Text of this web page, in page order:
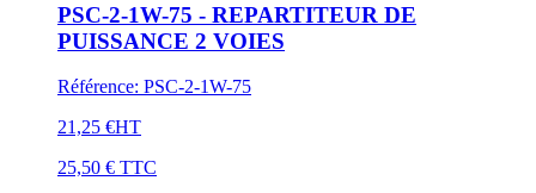
PSC-2-1W-75 - REPARTITEUR DE
PUISSANCE 2 VOIES
Référence: PSC-2-1W-75
21,25 €HT
25,50 € TTC